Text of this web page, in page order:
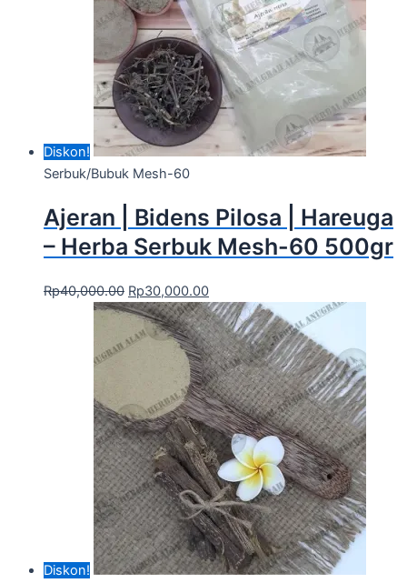
Diskon!
Serbuk/Bubuk Mesh-60
Ajeran | Bidens Pilosa | Hareuga
– Herba Serbuk Mesh-60 500gr
Rp40,000.00 Rp30,000.00
Diskon!